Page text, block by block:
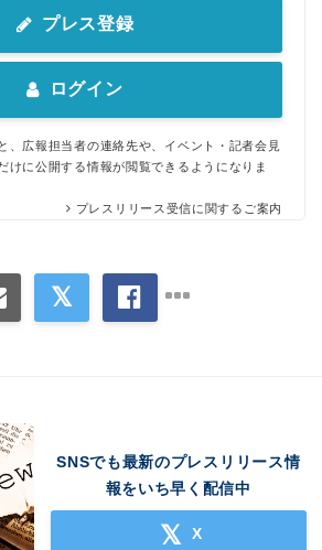
プレス登録
ログイン
、広報担当者の連絡先や、イベント・記者会見
けに公開する情報が閲覧できるようになりま
プレスリリース受信に関するご案内
SNSでも最新のプレスリリース情
報をいち早く配信中
X